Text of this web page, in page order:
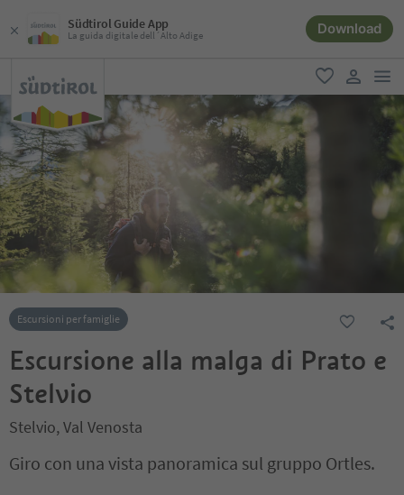
Südtirol Guide App
La guida digitale dell´Alto Adige Download
favoriti
user link
Escursioni per famiglie
Escursione alla malga di Prato e
Stelvio
Stelvio, Val Venosta
Giro con una vista panoramica sul gruppo Ortles.